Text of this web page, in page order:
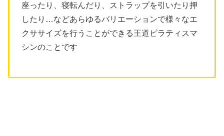
座ったり、寝転んだり、ストラップを引いたり押
したり…などあらゆるバリエーションで様々なエ
クササイズを行うことができる王道ピラティスマ
シンのことです